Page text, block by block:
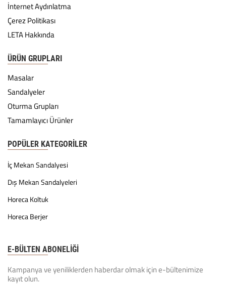
İnternet Aydınlatma
Çerez Politikası
LETA Hakkında
ÜRÜN GRUPLARI
Masalar
Sandalyeler
Oturma Grupları
Tamamlayıcı Ürünler
POPÜLER KATEGORILER
İç Mekan Sandalyesi
Dış Mekan Sandalyeleri
Horeca Koltuk
Horeca Berjer
E-BÜLTEN ABONELİĞİ
Kampanya ve yeniliklerden haberdar olmak için e-bültenimize
kayıt olun.